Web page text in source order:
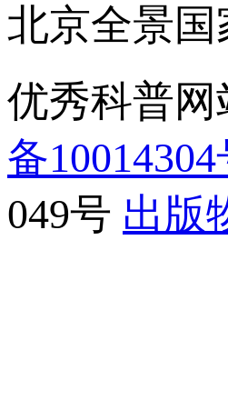
北京全景
优秀科普网
备
049号 出版